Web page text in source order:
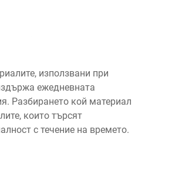
използвани при
ежедневната
Разбирането кой материал
които търсят
с течение на времето.